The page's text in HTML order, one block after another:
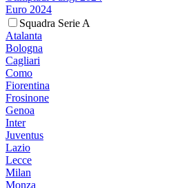
Euro 2024
Squadra Serie A
Atalanta
Bologna
Cagliari
Como
Fiorentina
Frosinone
Genoa
Inter
Juventus
Lazio
Lecce
Milan
Monza